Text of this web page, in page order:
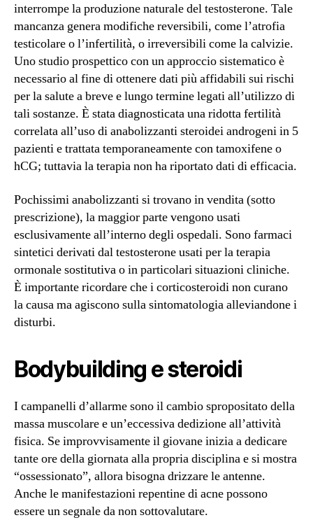
interrompe la produzione naturale del testosterone. Tale
mancanza genera modifiche reversibili, come l’atrofia
testicolare o l’infertilità, o irreversibili come la calvizie.
Uno studio prospettico con un approccio sistematico è
necessario al fine di ottenere dati più affidabili sui rischi
per la salute a breve e lungo termine legati all’utilizzo di
tali sostanze. È stata diagnosticata una ridotta fertilità
correlata all’uso di anabolizzanti steroidei androgeni in 5
pazienti e trattata temporaneamente con tamoxifene o
hCG; tuttavia la terapia non ha riportato dati di efficacia.
Pochissimi anabolizzanti si trovano in vendita (sotto
prescrizione), la maggior parte vengono usati
esclusivamente all’interno degli ospedali. Sono farmaci
sintetici derivati dal testosterone usati per la terapia
ormonale sostitutiva o in particolari situazioni cliniche.
È importante ricordare che i corticosteroidi non curano
la causa ma agiscono sulla sintomatologia alleviandone i
disturbi.
Bodybuilding e steroidi
I campanelli d’allarme sono il cambio spropositato della
massa muscolare e un’eccessiva dedizione all’attività
fisica. Se improvvisamente il giovane inizia a dedicare
tante ore della giornata alla propria disciplina e si mostra
“ossessionato”, allora bisogna drizzare le antenne.
Anche le manifestazioni repentine di acne possono
essere un segnale da non sottovalutare.